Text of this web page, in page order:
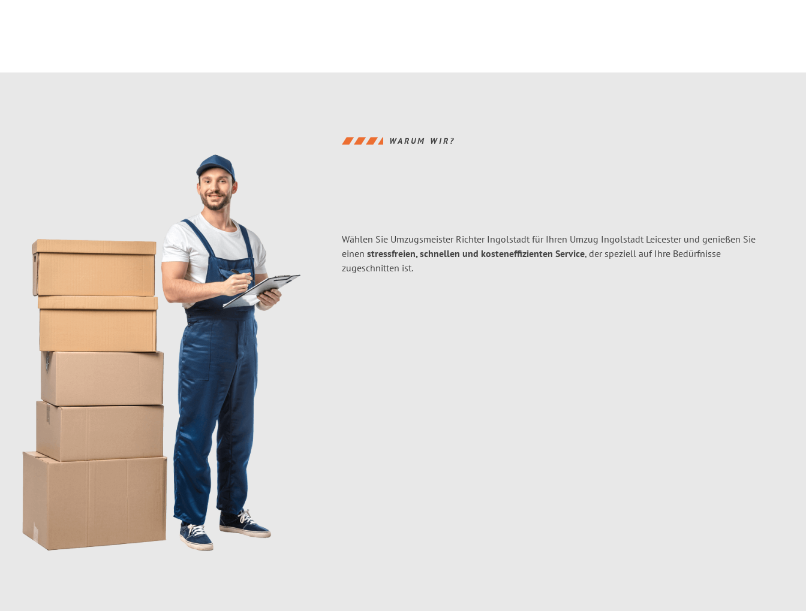
WARUM WIR?
Wählen Sie Umzugsmeister Richter Ingolstadt für Ihren Umzug Ingolstadt Leicester und genießen Sie
einen stressfreien, schnellen und kosteneffizienten Service, der speziell auf Ihre Bedürfnisse
zugeschnitten ist.